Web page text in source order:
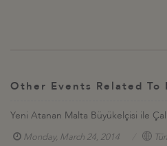
Other Events Related To
Yeni Atanan Malta Büyükelçisi ile
Monday, March 24, 2014